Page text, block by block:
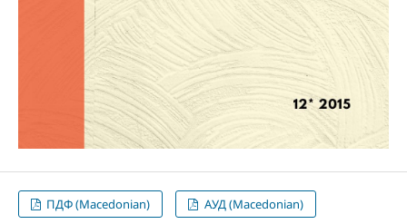
ПДФ (Macedonian) АУД (Macedonian)